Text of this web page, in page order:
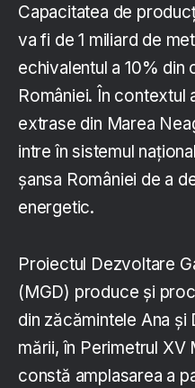
Capacitatea de
va fi de 1 miliard de
echivalentul a 10% din
României. În contextul
extrase din Marea
intre în sistemul
șansa României de a
energetic.
Proiectul Dezvoltare
(MGD) produce și
din zăcămintele Ana și
mării, în Perimetrul XV
constă amplasarea a